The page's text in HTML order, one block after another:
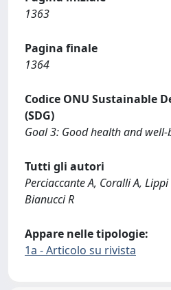
1363
Pagina finale
1364
Codice ONU Sustainable
(SDG)
Goal 3: Good health and
Tutti gli autori
Perciaccante A, Coralli A,
Bianucci R
Appare nelle tipologie:
1a - Articolo su rivista